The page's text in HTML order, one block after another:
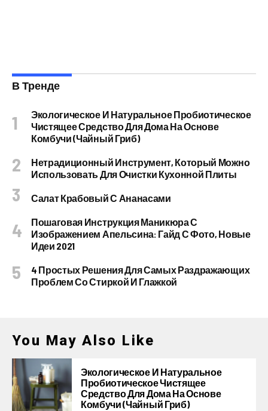
В Тренде
Экологическое И Натуральное Пробиотическое
Чистящее Средство Для Дома На Основе
Комбучи (чайный Гриб)
Нетрадиционный Инструмент, Который Можно
Использовать Для Очистки Кухонной Плиты
Салат Крабовый С Ананасами
Пошаговая Инструкция Маникюра С
Изображением Апельсина: Гайд С Фото, Новые
Идеи 2021
4 Простых Решения Для Самых Раздражающих
Проблем Со Стиркой И Глажкой
You May Also Like
Экологическое И Натуральное
Пробиотическое Чистящее
Средство Для Дома На Основе
Комбучи (чайный Гриб)